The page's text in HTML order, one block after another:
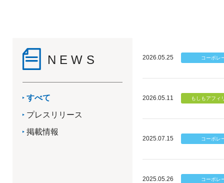
NEWS
すべて
プレスリリース
掲載情報
2026.05.25
2026.05.11
2025.07.15
2025.05.26